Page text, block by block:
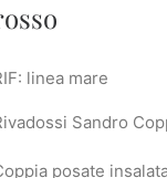
linea mare
Sandro
posate